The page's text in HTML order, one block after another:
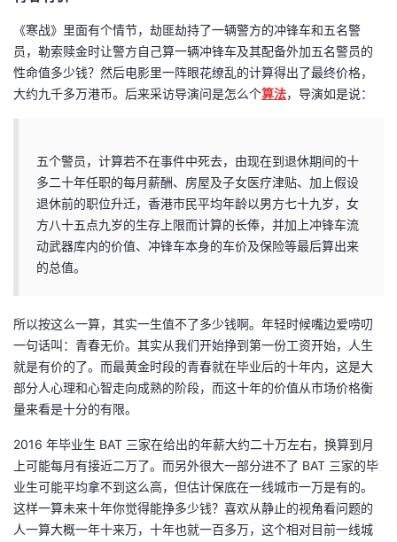
《寒战》里面有个情节，劫匪劫持了一辆警方的冲锋车和五名警
员，勒索赎金时让警方自己算一辆冲锋车及其配备外加五名警员的
性命值多少钱？然后电影里一阵眼花缭乱的计算得出了最终价格，
大约九千多万港币。后来采访导演问是怎么个算法，导演如是说：
五个警员，计算若不在事件中死去，由现在到退休期间的十
多二十年任职的每月薪酬、房屋及子女医疗津贴、加上假设
退休前的职位升迁，香港市民平均年龄以男方七十九岁，女
方八十五点九岁的生存上限而计算的长俸，并加上冲锋车流
动武器库内的价值、冲锋车本身的车价及保险等最后算出来
的总值。
所以按这么一算，其实一生值不了多少钱啊。年轻时候嘴边爱唠叨
一句话叫：青春无价。其实从我们开始挣到第一份工资开始，人生
就是有价的了。而最黄金时段的青春就在毕业后的十年内，这是大
部分人心理和心智走向成熟的阶段，而这十年的价值从市场价格衡
量来看是十分的有限。
2016 年毕业生 BAT 三家在给出的年薪大约二十万左右，换算到月
上可能每月有接近二万了。而另外很大一部分进不了 BAT 三家的毕
业生可能平均拿不到这么高，但估计保底在一线城市一万是有的。
这样一算未来十年你觉得能挣多少钱？喜欢从静止的视角看问题的
人一算大概一年十来万，十年也就一百多万，这个相对目前一线城